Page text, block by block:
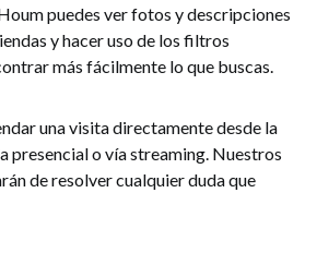
puedes ver fotos y descripciones
y hacer uso de los filtros
más fácilmente lo que buscas.
una visita directamente desde la
presencial o vía streaming. Nuestros
de resolver cualquier duda que